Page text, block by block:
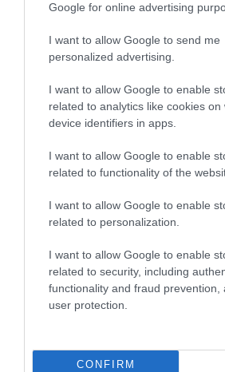
Google for online advertising
I want to allow Google to send me
personalized advertising.
I want to allow Google to enable
related to analytics like cookies on
device identifiers in apps.
I want to allow Google to enable
related to functionality of the
I want to allow Google to enable
related to personalization.
I want to allow Google to enable
related to security, including
functionality and fraud prevention,
user protection.
CONFIRM
La Camera boccia il patentino
Montecitorio: palo
ricordo di Enzo...